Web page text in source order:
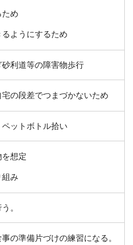
ため
ようにするため
利道等の障害物歩行
の段差でつまづかないため
ットボトル拾い
を想定
組み
。
の準備片づけの練習になる。